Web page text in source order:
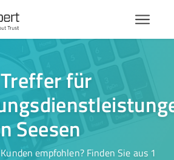
für
Seesen
empfohlen? Finden Sie aus 1